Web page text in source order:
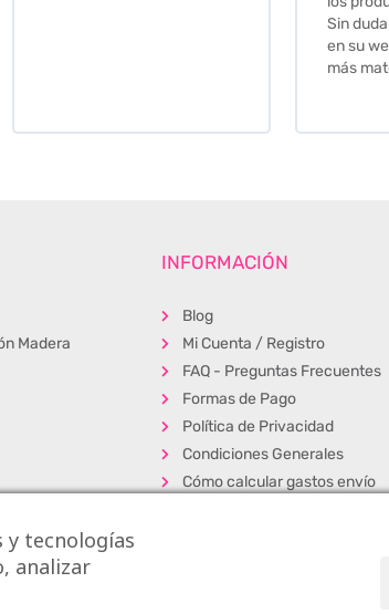
Madera
INFORMACIÓN
Blog
Mi Cuenta / Registro
FAQ - Preguntas Frecuentes
Formas de Pago
Política de Privacidad
Condiciones Generales
Cómo calcular gastos envío
y tecnologías
analizar